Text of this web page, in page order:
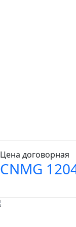
Цена договорная
CNMG